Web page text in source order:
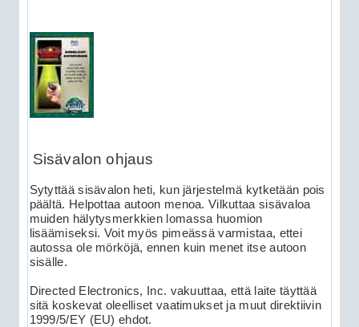
Sisävalon ohjaus
Sytyttää sisävalon heti, kun järjestelmä kytketään pois
päältä. Helpottaa autoon menoa. Vilkuttaa sisävaloa
muiden hälytysmerkkien lomassa huomion
lisäämiseksi. Voit myös pimeässä varmistaa, ettei
autossa ole mörköjä, ennen kuin menet itse autoon
sisälle.
Directed Electronics, Inc. vakuuttaa, että laite täyttää
sitä koskevat oleelliset vaatimukset ja muut direktiivin
1999/5/EY (EU) ehdot.